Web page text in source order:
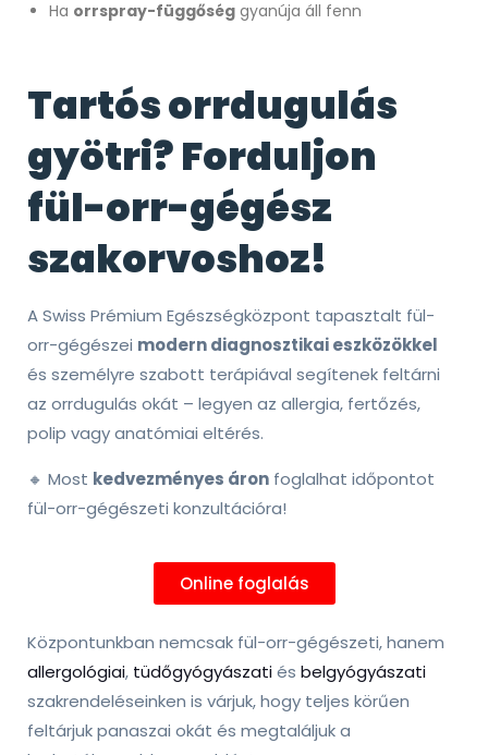
Ha orrspray-függőség gyanúja áll fenn
Tartós orrdugulás
gyötri? Forduljon
fül-orr-gégész
szakorvoshoz!
A Swiss Prémium Egészségközpont tapasztalt fül-
orr-gégészei modern diagnosztikai eszközökkel
és személyre szabott terápiával segítenek feltárni
az orrdugulás okát – legyen az allergia, fertőzés,
polip vagy anatómiai eltérés.
🔸 Most kedvezményes áron foglalhat időpontot
fül-orr-gégészeti konzultációra!
Online foglalás
Központunkban nemcsak fül-orr-gégészeti, hanem
allergológiai, tüdőgyógyászatiés belgyógyászati
szakrendeléseinken is várjuk, hogy teljes körűen
feltárjuk panaszai okát és megtaláljuk a